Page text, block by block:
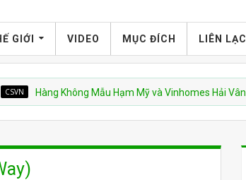
GIỚI VIDEO MỤC ĐÍCH LIÊN LẠC
Không Mẫu Hạm Mỹ và Vinhomes Hải Vân Bay